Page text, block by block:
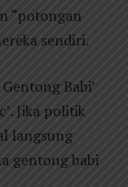
“potongan
sendiri.
Babi’
Jika politik
langsung
gentong babi